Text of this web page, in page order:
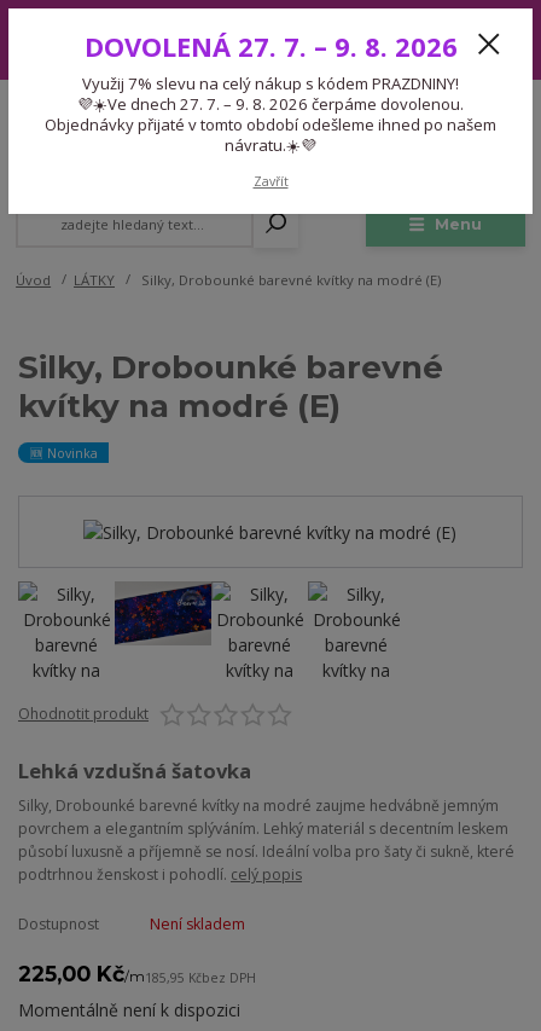
7. – 9. 8. 2026 čerpáme dovolenou. Objednávky přijaté v tomto období
odešleme ihned po našem návratu.☀️💜
Menu
CZK
Expedice 775 866 913
Po-Čt 9-15:30 Pá 9-14:30 Pauza 13-13:45
Úvod LÁTKY Silky, Drobounké barevné kvítky na modré (E)
Silky, Drobounké barevné
kvítky na modré (E)
🆕 Novinka
Ohodnotit produkt
Lehká vzdušná šatovka
Silky, Drobounké barevné kvítky na modré zaujme hedvábně jemným
povrchem a elegantním splýváním. Lehký materiál s decentním leskem
působí luxusně a příjemně se nosí. Ideální volba pro šaty či sukně, které
podtrhnou ženskost i pohodlí. celý popis
Dostupnost Není skladem
225,00 Kč/m185,95 Kčbez DPH
Momentálně není k dispozici
DOVOLENÁ 27. 7. – 9. 8. 2026
Využij 7% slevu na celý nákup s kódem PRAZDNINY!
💜☀️Ve dnech 27. 7. – 9. 8. 2026 čerpáme dovolenou.
Objednávky přijaté v tomto období odešleme ihned po našem
návratu.☀️💜
Zavřít